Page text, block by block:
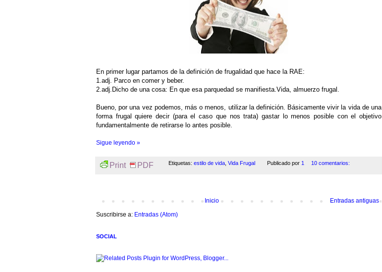
En primer lugar partamos de la definición de frugalidad que hace la RAE:
1.adj. Parco en comer y beber.
2.adj.Dicho de una cosa: En que esa parquedad se manifiesta.Vida, almuerzo frugal.
Bueno, por una vez podemos, más o menos, utilizar la definición. Básicamente vivir la vida de una
forma frugal quiere decir (para el caso que nos trata) gastar lo menos posible con el objetivo
fundamentalmente de retirarse lo antes posible.
Sigue leyendo »
Print PDF Etiquetas: estilo de vida, Vida Frugal Publicado por 1 10 comentarios:
Entradas antiguas
Inicio
Suscribirse a: Entradas (Atom)
SOCIAL